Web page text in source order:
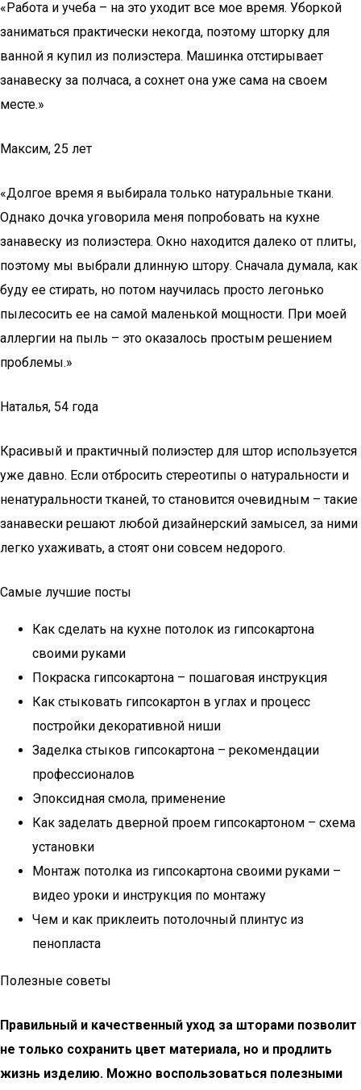
«Работа и учеба – на это уходит все мое время. Уборкой
заниматься практически некогда, поэтому шторку для
ванной я купил из полиэстера. Машинка отстирывает
занавеску за полчаса, а сохнет она уже сама на своем
месте.»
Максим, 25 лет
«Долгое время я выбирала только натуральные ткани.
Однако дочка уговорила меня попробовать на кухне
занавеску из полиэстера. Окно находится далеко от плиты,
поэтому мы выбрали длинную штору. Сначала думала, как
буду ее стирать, но потом научилась просто легонько
пылесосить ее на самой маленькой мощности. При моей
аллергии на пыль – это оказалось простым решением
проблемы.»
Наталья, 54 года
Красивый и практичный полиэстер для штор используется
уже давно. Если отбросить стереотипы о натуральности и
ненатуральности тканей, то становится очевидным – такие
занавески решают любой дизайнерский замысел, за ними
легко ухаживать, а стоят они совсем недорого.
Самые лучшие посты
Как сделать на кухне потолок из гипсокартона
своими руками
Покраска гипсокартона – пошаговая инструкция
Как стыковать гипсокартон в углах и процесс
постройки декоративной ниши
Заделка стыков гипсокартона – рекомендации
профессионалов
Эпоксидная смола, применение
Как заделать дверной проем гипсокартоном – схема
установки
Монтаж потолка из гипсокартона своими руками –
видео уроки и инструкция по монтажу
Чем и как приклеить потолочный плинтус из
пенопласта
Полезные советы
Правильный и качественный уход за шторами позволит
не только сохранить цвет материала, но и продлить
жизнь изделию. Можно воспользоваться полезными